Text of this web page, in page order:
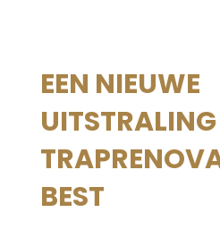
EEN NIEUWE
UITSTRALING
BEST